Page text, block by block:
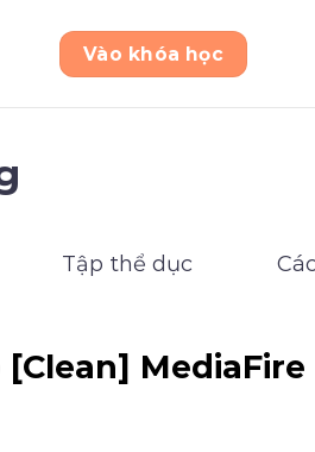
Vào khóa học
Tập thể dục
[Clean] MediaFire